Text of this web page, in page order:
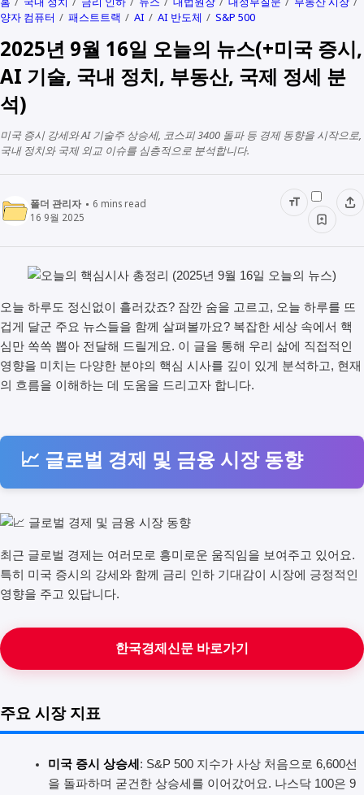
양자 컴퓨터
패스트트랙 AI AI 반도체 S&P 500
2025년 9월 16일 오늘의 뉴스(+미국 증시,
AI 기술, 국내 정치, 부동산, 국제 정세 분
석)
미국 증시 강세와 AI 기술주 상승세, 코스피 3400 돌파 등 경제 동향을 시작으로,
국내 정치와 국제 외교 이슈를 심층적으로 분석합니다.
폴더 관리자 6 mins read
16 9월 2025
오늘 하루도 정신없이 흘러갔죠? 잠깐 숨을 고르고, 오늘 하루를 뜨
겁게 달군 주요 뉴스들을 함께 살펴볼까요? 복잡한 세상 속에서 핵
심만 쏙쏙 뽑아 전달해 드릴게요. 이 글을 통해 우리 삶에 직접적인
영향을 미치는 다양한 분야의 핵심 시사를 깊이 있게 분석하고, 현재
의 흐름을 이해하는 데 도움을 드리고자 합니다.
📈 글로벌 경제 및 금융 시장 동향
최근 글로벌 경제는 여러모로 흥미로운 움직임을 보여주고 있어요.
특히 미국 증시의 강세와 함께 금리 인하 기대감이 시장에 긍정적인
영향을 주고 있답니다.
한국경제신문 바로가기
주요 시장 지표
미국 증시 상승세: S&P 500 지수가 사상 처음으로 6,600선
을 돌파하며 굳건한 상승세를 이어갔어요. 나스닥 100은 9